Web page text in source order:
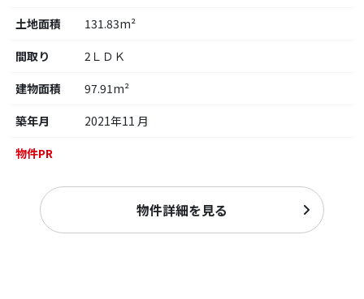
土地面積
131.83m²
間取り
2ＬＤＫ
建物面積
97.91m²
築年月
2021年11 月
物件PR
物件詳細を見る